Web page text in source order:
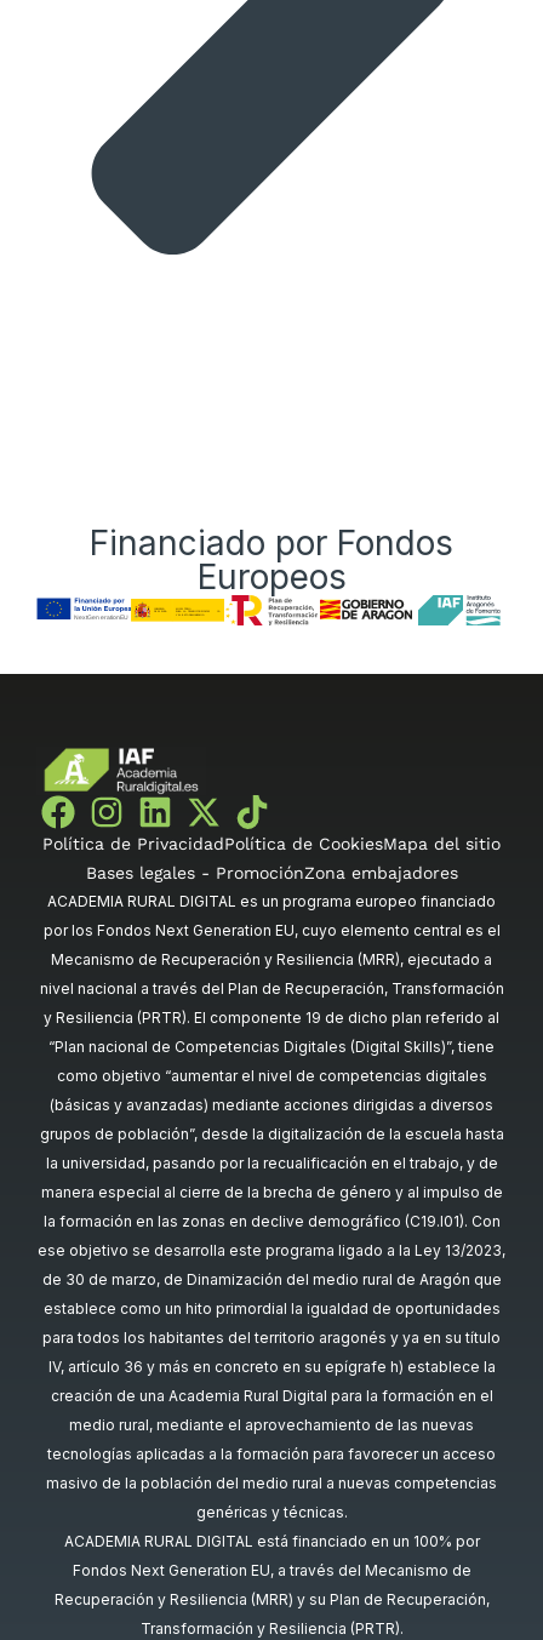
Financiado por Fondos
Europeos
Política de PrivacidadPolítica de CookiesMapa del sitio
Bases legales - PromociónZona embajadores
ACADEMIA RURAL DIGITAL es un programa europeo financiado
por los Fondos Next Generation EU, cuyo elemento central es el
Mecanismo de Recuperación y Resiliencia (MRR), ejecutado a
nivel nacional a través del Plan de Recuperación, Transformación
y Resiliencia (PRTR). El componente 19 de dicho plan referido al
“Plan nacional de Competencias Digitales (Digital Skills)”, tiene
como objetivo “aumentar el nivel de competencias digitales
(básicas y avanzadas) mediante acciones dirigidas a diversos
grupos de población”, desde la digitalización de la escuela hasta
la universidad, pasando por la recualificación en el trabajo, y de
manera especial al cierre de la brecha de género y al impulso de
la formación en las zonas en declive demográfico (C19.I01). Con
ese objetivo se desarrolla este programa ligado a la Ley 13/2023,
de 30 de marzo, de Dinamización del medio rural de Aragón que
establece como un hito primordial la igualdad de oportunidades
para todos los habitantes del territorio aragonés y ya en su título
IV, artículo 36 y más en concreto en su epígrafe h) establece la
creación de una Academia Rural Digital para la formación en el
medio rural, mediante el aprovechamiento de las nuevas
tecnologías aplicadas a la formación para favorecer un acceso
masivo de la población del medio rural a nuevas competencias
genéricas y técnicas.
ACADEMIA RURAL DIGITAL está financiado en un 100% por
Fondos Next Generation EU, a través del Mecanismo de
Recuperación y Resiliencia (MRR) y su Plan de Recuperación,
Transformación y Resiliencia (PRTR).